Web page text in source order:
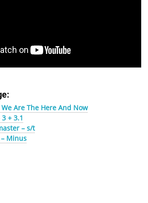
Are The Here And Now
+ 3.1
– s/t
Minus